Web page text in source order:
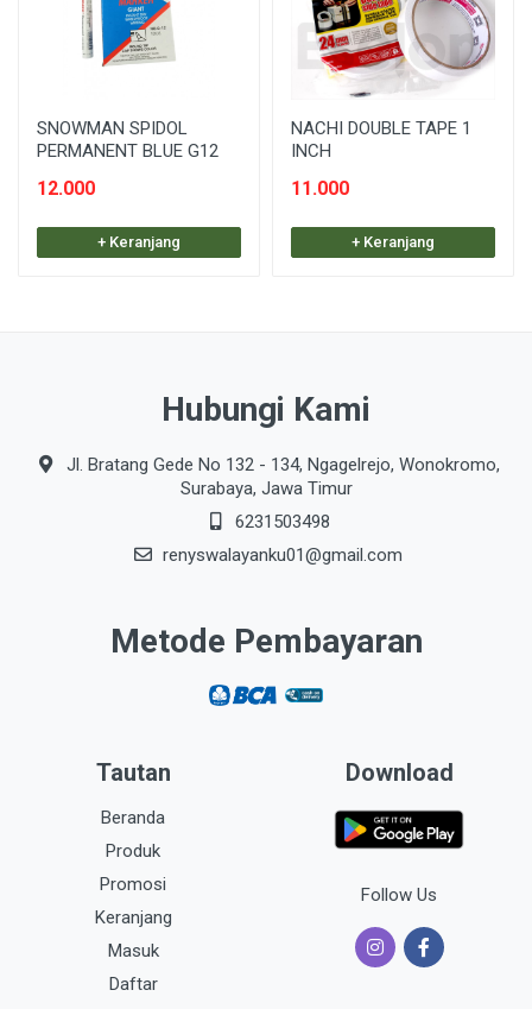
SNOWMAN SPIDOL
PERMANENT BLUE G12
12.000
+ Keranjang
NACHI DOUBLE TAPE 1
INCH
11.000
+ Keranjang
Hubungi Kami
Jl. Bratang Gede No 132 - 134, Ngagelrejo, Wonokromo,
Surabaya, Jawa Timur
6231503498
renyswalayanku01@gmail.com
Metode Pembayaran
Tautan
Beranda
Produk
Promosi
Keranjang
Masuk
Daftar
Download
Follow Us